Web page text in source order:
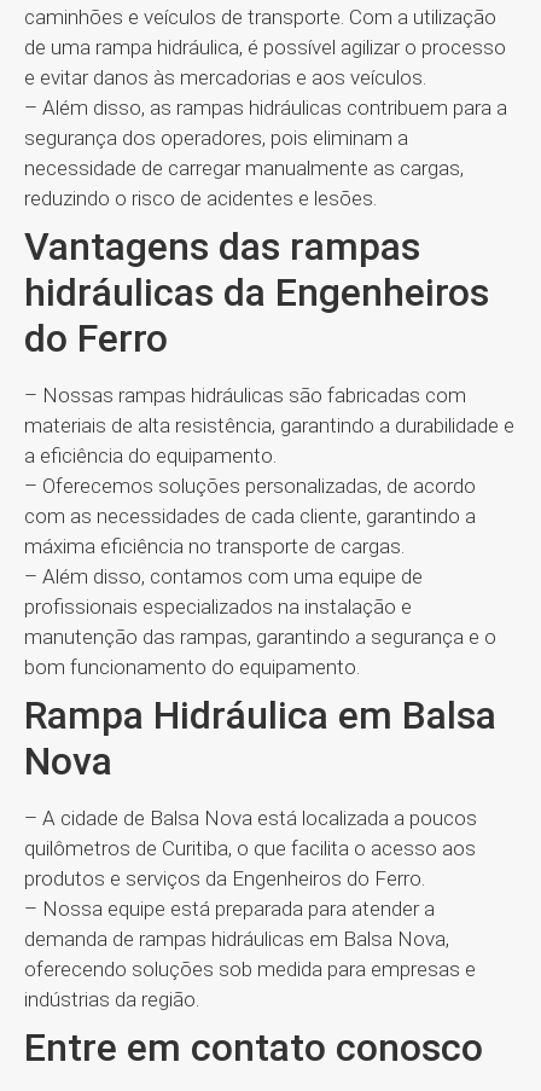
caminhões e veículos de transporte. Com a utilização
de uma rampa hidráulica, é possível agilizar o processo
e evitar danos às mercadorias e aos veículos.
– Além disso, as rampas hidráulicas contribuem para a
segurança dos operadores, pois eliminam a
necessidade de carregar manualmente as cargas,
reduzindo o risco de acidentes e lesões.
Vantagens das rampas
hidráulicas da Engenheiros
do Ferro
– Nossas rampas hidráulicas são fabricadas com
materiais de alta resistência, garantindo a durabilidade e
a eficiência do equipamento.
– Oferecemos soluções personalizadas, de acordo
com as necessidades de cada cliente, garantindo a
máxima eficiência no transporte de cargas.
– Além disso, contamos com uma equipe de
profissionais especializados na instalação e
manutenção das rampas, garantindo a segurança e o
bom funcionamento do equipamento.
Rampa Hidráulica em Balsa
Nova
– A cidade de Balsa Nova está localizada a poucos
quilômetros de Curitiba, o que facilita o acesso aos
produtos e serviços da Engenheiros do Ferro.
– Nossa equipe está preparada para atender a
demanda de rampas hidráulicas em Balsa Nova,
oferecendo soluções sob medida para empresas e
indústrias da região.
Entre em contato conosco